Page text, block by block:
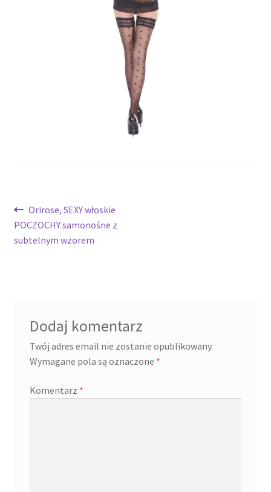
Nawigacja
wpisu
Poprzedni
wpis:
Orirose, SEXY włoskie
POCZOCHY samonośne z
subtelnym wzorem
Dodaj komentarz
Twój adres email nie zostanie opublikowany.
Wymagane pola są oznaczone *
Komentarz *